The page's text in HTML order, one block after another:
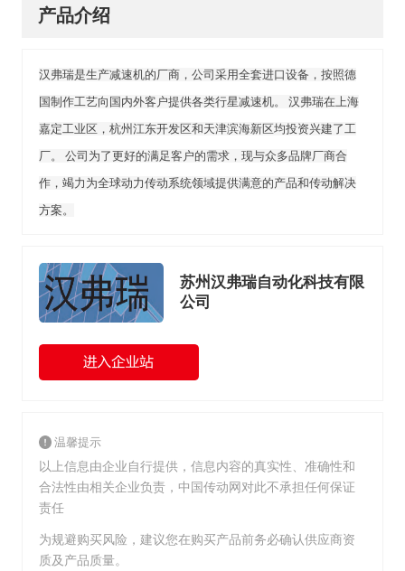
产品介绍
汉弗瑞是生产减速机的厂商，公司采用全套进口设备，按照德
国制作工艺向国内外客户提供各类行星减速机。 汉弗瑞在上海
嘉定工业区，杭州江东开发区和天津滨海新区均投资兴建了工
厂。 公司为了更好的满足客户的需求，现与众多品牌厂商合
作，竭力为全球动力传动系统领域提供满意的产品和传动解决
方案。
苏州汉弗瑞自动化科技有限
公司
温馨提示
以上信息由企业自行提供，信息内容的真实性、准确性和
合法性由相关企业负责，中国传动网对此不承担任何保证
责任
为规避购买风险，建议您在购买产品前务必确认供应商资
质及产品质量。